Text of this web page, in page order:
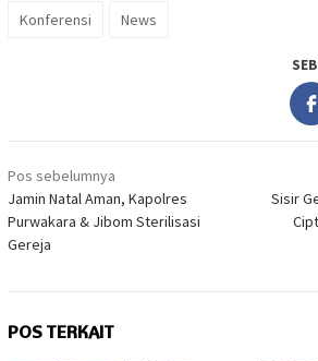
Konferensi News
Navigasi
pos
Pos sebelumnya
Jamin Natal Aman, Kapolres
Purwakara & Jibom Sterilisasi
Gereja
Sisir
POS TERKAIT